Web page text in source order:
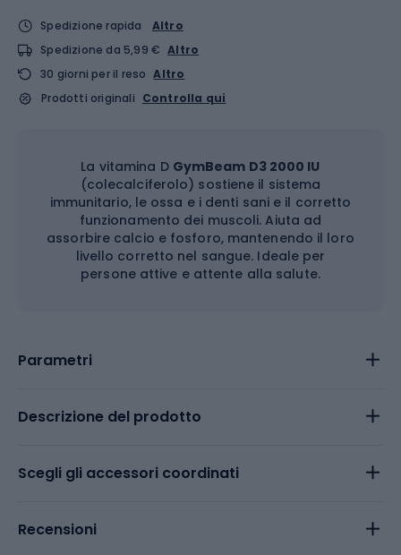
Spedizione rapida
Altro
Spedizione da 5,99 € Altro
30 giorni per il reso Altro
Prodotti originali Controlla qui
La vitamina D GymBeam D3 2000 IU
(colecalciferolo) sostiene il sistema
immunitario, le ossa e i denti sani e il corretto
funzionamento dei muscoli. Aiuta ad
assorbire calcio e fosforo, mantenendo il loro
livello corretto nel sangue. Ideale per
persone attive e attente alla salute.
Parametri
Descrizione del prodotto
Scegli gli accessori coordinati
Recensioni